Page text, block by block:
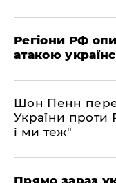
Регіони РФ
атакою
Шон Пенн
України проти
і ми теж"